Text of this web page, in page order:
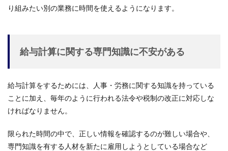
り組みたい別の業務に時間を使えるようになります。
給与計算に関する専門知識に不安がある
給与計算をするためには、人事・労務に関する知識を持っている
ことに加え、毎年のように行われる法令や税制の改正に対応しな
ければなりません。
限られた時間の中で、正しい情報を確認するのが難しい場合や、
専門知識を有する人材を新たに雇用しようとしている場合など